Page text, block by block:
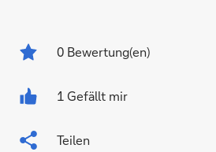
0 Bewertung(en)
1 Gefällt mir
Teilen